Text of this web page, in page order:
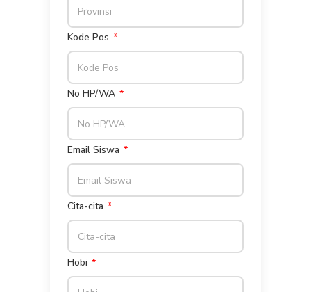
Kode Pos
No HP/WA
Email Siswa
Cita-cita
Hobi